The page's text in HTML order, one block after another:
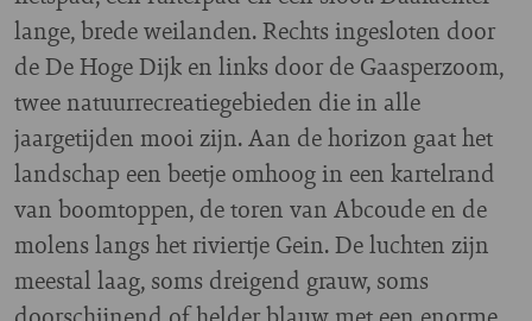
lange, brede weilanden. Rechts ingesloten door
de De Hoge Dijk en links door de Gaasperzoom,
twee natuurrecreatiegebieden die in alle
jaargetijden mooi zijn. Aan de horizon gaat het
landschap een beetje omhoog in een kartelrand
van boomtoppen, de toren van Abcoude en de
molens langs het riviertje Gein. De luchten zijn
meestal laag, soms dreigend grauw, soms